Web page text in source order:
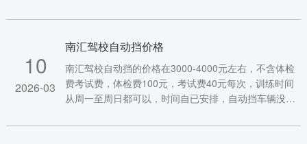
10
2026-03
南汇驾校自动挡价格
南汇驾校自动挡的价格在3000-4000元左右，不含体检
费考试费，体检费100元，考试费40元每次，训练时间
从周一至周日都可以，时间自已安排，自动挡车辆没有